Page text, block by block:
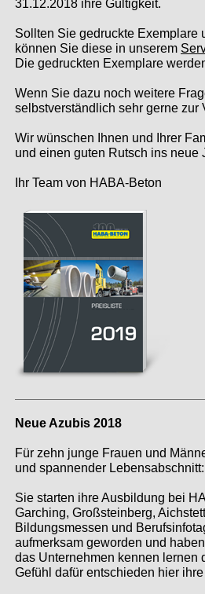
31.12.2018 ihre Gültigkeit.
Sollten Sie gedruckte Exemplare
können Sie diese in unserem
Die gedruckten Exemplare
Wenn Sie dazu noch weitere
selbstverständlich sehr gerne zur
Wir wünschen Ihnen und Ihrer
und einen guten Rutsch ins neue
Ihr Team von HABA-Beton
Neue Azubis 2018
Für zehn junge Frauen und
und spannender Lebensabschnitt:
Sie starten ihre Ausbildung bei
Garching, Großsteinberg,
Bildungsmessen und
aufmerksam geworden und
das Unternehmen kennen lernen
Gefühl dafür entschieden hier